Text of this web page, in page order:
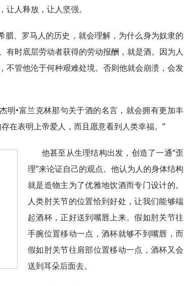
人释放，让人坚强。
腊、罗马人的历史，就会理解，为什么身为奴隶的
有时底层劳动者获得的劳动报酬，就是酒。因为人
不管他沦于何种艰难处境。否则他就会崩溃，会发
明•富兰克林那句关于酒的名言，就会拥有更加丰
在表明上帝爱人，而且愿意看到人类幸福。”
他甚至从生理结构出发，创造了一通“歪
理”来论证自己的观点。他认为人的身体结构
就是造物主为了优雅地饮酒而专门设计的。
人类肘关节的位置恰到好处，让我们能够端
起酒杯，正好送到嘴唇上来。假如肘关节往
手腕位置移动一点，酒杯就够不到嘴唇，而
假如肘关节往肩部位置移动一点，酒杯又会
送到耳朵后面去。